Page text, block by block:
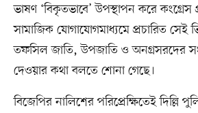
ভাষণ ‘বিকৃতভাবে’ উপস্থাপন করে কংগ্রেস
সামাজিক যোগাযোগমাধ্যমে প্রচারিত
তফসিল জাতি, উপজাতি ও অনগ্রসরদের
দেওয়ার কথা বলতে শোনা গেছে।
বিজেপির নালিশের পরিপ্রেক্ষিতেই দিল্লি